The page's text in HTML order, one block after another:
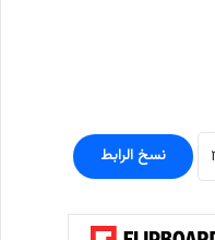
نسخ الرابط